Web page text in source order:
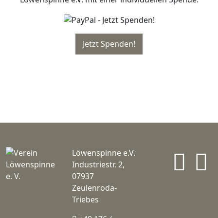
Löwenspinne e.V.
Industriestr. 2,
07937
Zeulenroda-
Triebes